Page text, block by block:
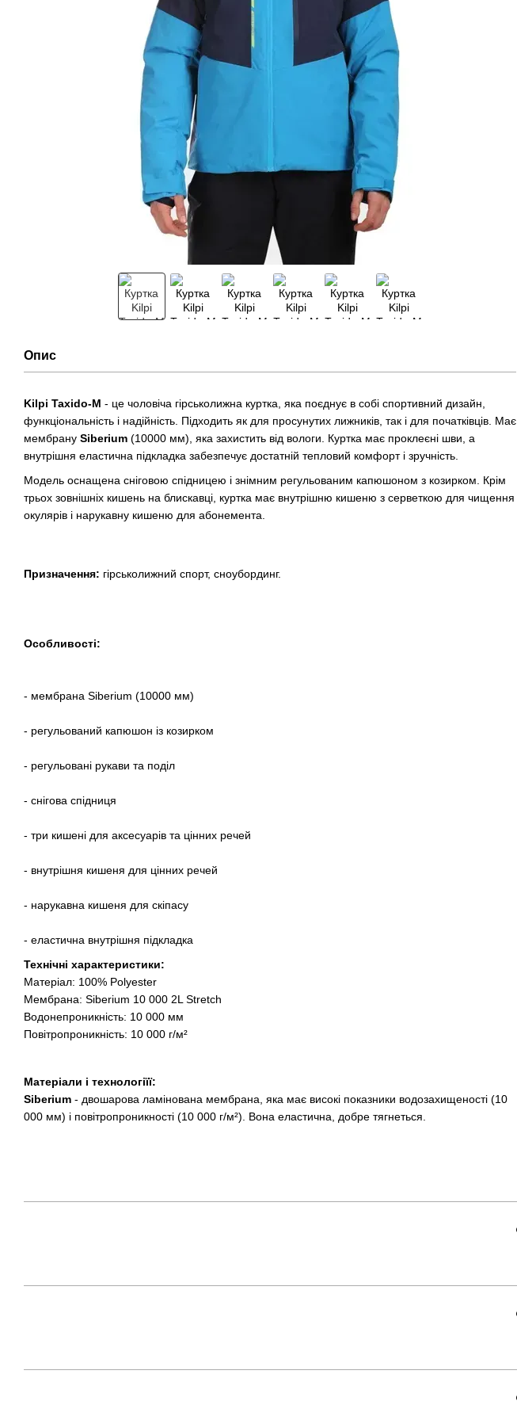
Опис
Kilpi Taxido-M - це чоловіча гірськолижна куртка, яка поєднує в собі спортивний дизайн,
функціональність і надійність. Підходить як для просунутих лижників, так і для початківців. Має
мембрану Siberium (10000 мм), яка захистить від вологи. Куртка має проклеєні шви, а
внутрішня еластична підкладка забезпечує достатній тепловий комфорт і зручність.
Модель оснащена сніговою спідницею і знімним регульованим капюшоном з козирком. Крім
трьох зовнішніх кишень на блискавці, куртка має внутрішню кишеню з серветкою для чищення
окулярів і нарукавну кишеню для абонемента.
Призначення: гірськолижний спорт, сноубординг.
Особливості:
- мембрана Siberium (10000 мм)
- регульований капюшон із козирком
- регульовані рукави та поділ
- снігова спідниця
- три кишені для аксесуарів та цінних речей
- внутрішня кишеня для цінних речей
- нарукавна кишеня для скіпасу
- еластична внутрішня підкладка
Технічні характеристики:
Матеріал: 100% Polyester
Мембрана: Siberium 10 000 2L Stretch
Водонепроникність: 10 000 мм
Повітропроникність: 10 000 г/м²
Матеріали і технологіїї:
Siberium - двошарова ламінована мембрана, яка має високі показники водозахищеності (10
000 мм) і повітропроникності (10 000 г/м²). Вона еластична, добре тягнеться.